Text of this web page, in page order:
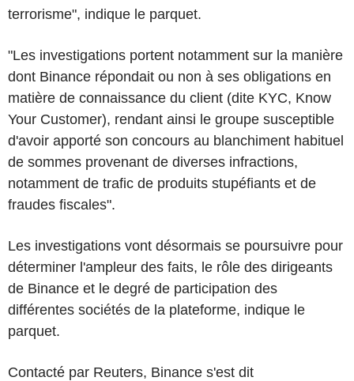
terrorisme", indique le parquet.
"Les investigations portent notamment sur la manière
dont Binance répondait ou non à ses obligations en
matière de connaissance du client (dite KYC, Know
Your Customer), rendant ainsi le groupe susceptible
d'avoir apporté son concours au blanchiment habituel
de sommes provenant de diverses infractions,
notamment de trafic de produits stupéfiants et de
fraudes fiscales".
Les investigations vont désormais se poursuivre pour
déterminer l'ampleur des faits, le rôle des dirigeants
de Binance et le degré de participation des
différentes sociétés de la plateforme, indique le
parquet.
Contacté par Reuters, Binance s'est dit